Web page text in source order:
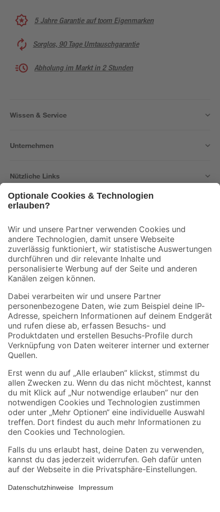
5 Jahre Garantie auf toom Eigenmarken
Sorglos, 90 Tage Umtauschgarantie
Abholung im Markt in 2 Stunden
Wissen & Service
Unternehmen
Nützliche Links
Der toom Newsletter: Keine Angebote und Aktionen mehr verpassen!
Zur Newsletter Anmeldung
Folge uns
Zahlungsarten Versandarten
Sicher einkaufen
Jetzt die toom-App herunterladen
Alle Preisangaben in EUR inkl. gesetzl. MwSt.. Die dargestellten Angebote sind unter
Umständen nicht in allen Märkten verfügbar. Die angegebenen Verfügbarkeiten beziehen
Produkte nur solange der Vorrat reicht.
*Paketversand ab 59 € versandkostenfrei, gilt nicht für Artikel mit Speditionsversand, hier